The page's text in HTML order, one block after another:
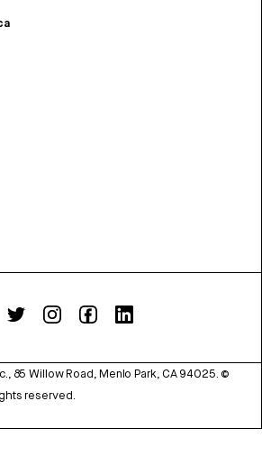
85 Willow Road, Menlo Park, CA 94025. ©
reserved.